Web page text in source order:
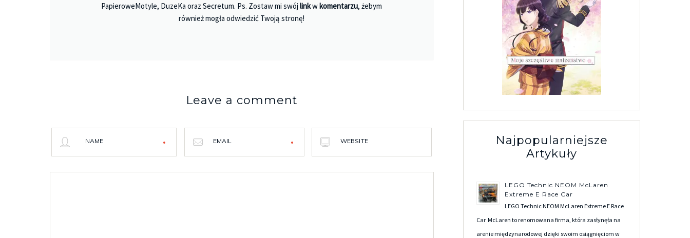
PapieroweMotyle, DuzeKa oraz Secretum. Ps. Zostaw mi swójlinkwkomentarzu, żebym
również mogła odwiedzić Twoją stronę!
Leave a comment
NAME EMAIL WEBSITE
Najpopularniejsze
Artykuły
LEGO Technic NEOM McLaren
Extreme E Race Car
LEGO Technic NEOM McLaren Extreme E Race
Car McLaren to renomowana firma, która zasłynęła na
arenie międzynarodowej dzięki swoim osiągnięciom w